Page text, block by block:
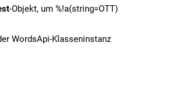
-Objekt, um %!a(string=OTT)
WordsApi-Klasseninstanz